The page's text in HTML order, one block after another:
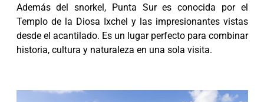
Además del snorkel, Punta Sur es conocida por el
Templo de la Diosa Ixchel y las impresionantes vistas
desde el acantilado. Es un lugar perfecto para combinar
historia, cultura y naturaleza en una sola visita.